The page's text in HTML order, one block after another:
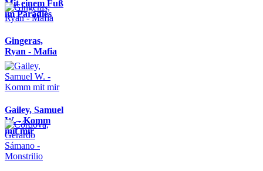
Mit einem Fuß
im Paradies
Gingeras,
Ryan - Mafia
Gailey, Samuel
W. - Komm
mit mir